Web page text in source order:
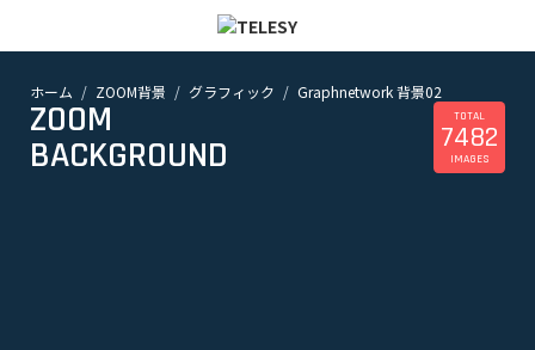
ホーム
ホーム ZOOM背景 グラフィック Graphnetwork 背景02
ZOOM
BACKGROUND
TOTAL
7482
IMAGES